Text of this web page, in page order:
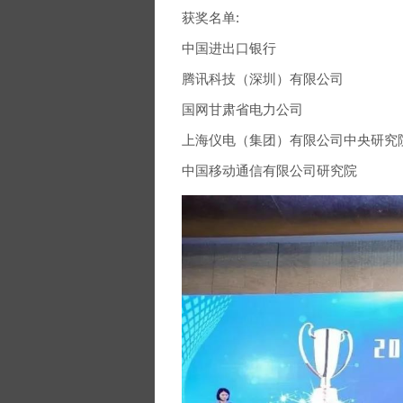
获奖名单:
中国进出口银行
腾讯科技（深圳）有限公司
国网甘肃省电力公司
上海仪电（集团）有限公司中央研究
中国移动通信有限公司研究院